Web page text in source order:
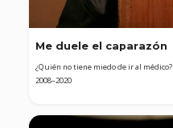
Me duele el caparazón
¿Quién no tiene miedo de ir al médico?
2008–2020